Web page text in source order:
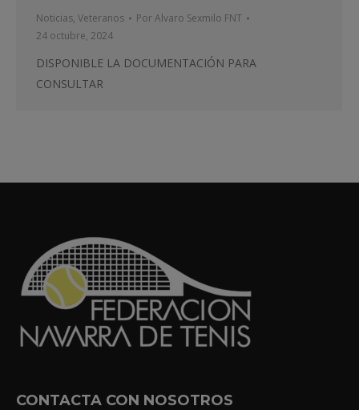
Noticias, Veteranos PorAlvaro Sexmilo FNT
24 octubre, 2024
DISPONIBLE LA DOCUMENTACIÓN PARA
CONSULTAR
CONTACTA CON NOSOTROS